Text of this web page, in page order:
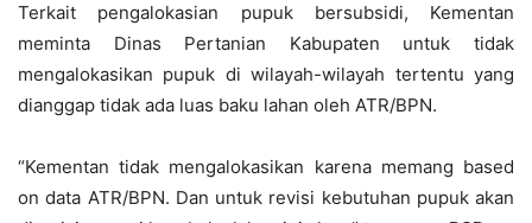
Terkait pengalokasian pupuk bersubsidi, Kementan
meminta Dinas Pertanian Kabupaten untuk tidak
mengalokasikan pupuk di wilayah-wilayah tertentu yang
dianggap tidak ada luas baku lahan oleh ATR/BPN.
“Kementan tidak mengalokasikan karena memang based
on data ATR/BPN. Dan untuk revisi kebutuhan pupuk akan